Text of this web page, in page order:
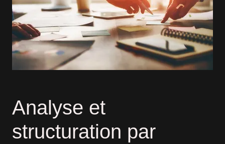
Analyse et
structuration par